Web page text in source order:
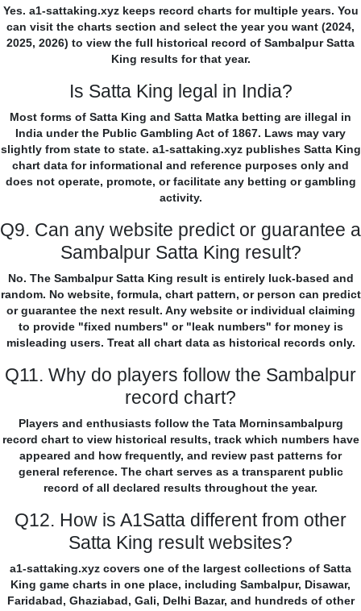
Yes. a1-sattaking.xyz keeps record charts for multiple years. You
can visit the charts section and select the year you want (2024,
2025, 2026) to view the full historical record of Sambalpur Satta
King results for that year.
Is Satta King legal in India?
Most forms of Satta King and Satta Matka betting are illegal in
India under the Public Gambling Act of 1867. Laws may vary
slightly from state to state. a1-sattaking.xyz publishes Satta King
chart data for informational and reference purposes only and
does not operate, promote, or facilitate any betting or gambling
activity.
Q9. Can any website predict or guarantee a
Sambalpur Satta King result?
No. The Sambalpur Satta King result is entirely luck-based and
random. No website, formula, chart pattern, or person can predict
or guarantee the next result. Any website or individual claiming
to provide "fixed numbers" or "leak numbers" for money is
misleading users. Treat all chart data as historical records only.
Q11. Why do players follow the Sambalpur
record chart?
Players and enthusiasts follow the Tata Morninsambalpurg
record chart to view historical results, track which numbers have
appeared and how frequently, and review past patterns for
general reference. The chart serves as a transparent public
record of all declared results throughout the year.
Q12. How is A1Satta different from other
Satta King result websites?
a1-sattaking.xyz covers one of the largest collections of Satta
King game charts in one place, including Sambalpur, Disawar,
Faridabad, Ghaziabad, Gali, Delhi Bazar, and hundreds of other